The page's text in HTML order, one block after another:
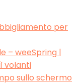
per
– weeSpring |
volanti
sullo schermo